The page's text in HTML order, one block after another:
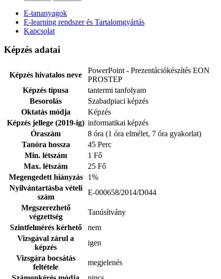
E-tananyagok
E-learning rendszer és Tartalomgyártás
Kapcsolat
Képzés adatai
Képzés hivatalos neve
PowerPoint - Prezentációkészítés EON
PROSTEP
Képzés típusa
tantermi tanfolyam
Besorolás
Szabadpiaci képzés
Oktatás módja
Képzés
Képzés jellege (2019-ig) informatikai képzés
Óraszám
8 óra (1 óra elmélet, 7 óra gyakorlat)
Tanóra hossza
45 Perc
Min. létszám
1 Fő
Max. létszám
25 Fő
Megengedett hiányzás
1%
Nyilvántartásba vételi
szám
E-000658/2014/D044
Megszerezhető
végzettség
Tanúsítvány
Szintfelmérés kérhető
nem
Vizsgával zárul a
képzés
igen
Vizsgára bocsátás
feltétele
megjelenés